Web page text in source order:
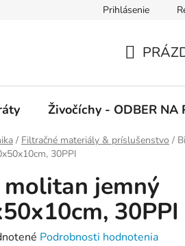
Ochrana osobných údajov
Prihlásenie
KOŠÍK
Živočíchy - ODBER NA
/ Filtračné materiály & príslušenstvo /
30PPI
jemný
30PPI
Podrobnosti hodnotenia